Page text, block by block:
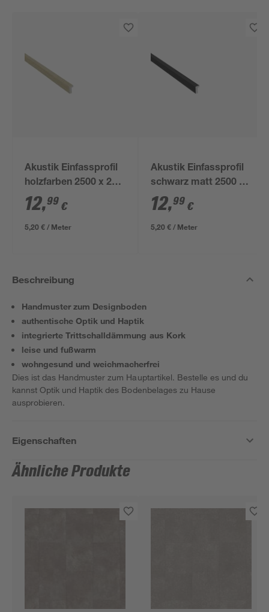
Akustik Einfassprofil
holzfarben 2500 x 24
mm
12,99 €
5,20 € / Meter
Akustik Einfassprofil
schwarz matt 2500 x
24 mm
12,99 €
5,20 € / Meter
Beschreibung
Handmuster zum Designboden
authentische Optik und Haptik
integrierte Trittschalldämmung aus Kork
leise und fußwarm
wohngesund und weichmacherfrei
Dies ist das Handmuster zum Hauptartikel. Bestelle es und du
kannst Optik und Haptik des Bodenbelages zu Hause
ausprobieren.
Eigenschaften
Ähnliche Produkte